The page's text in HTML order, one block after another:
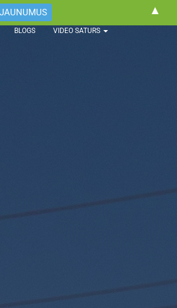
BLOGS VIDEO SATURS
▲